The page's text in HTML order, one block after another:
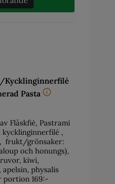
Kycklinginnerfilé
Pasta
Fläskfié, Pastrami
kycklinginnerfilé ,
frukt/grönsaker:
och honungs),
kiwi,
physalis
portion 169:-